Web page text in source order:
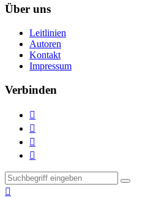
Über uns
Leitlinien
Autoren
Kontakt
Impressum
Verbinden




